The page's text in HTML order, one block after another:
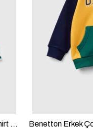
Benetton Erkek Çocuk Cizgili Ssweatshirt 6-14 Yaş Ekru